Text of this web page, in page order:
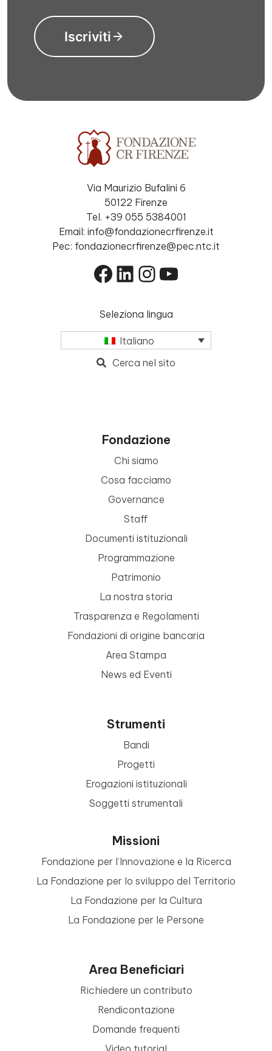
Iscriviti
Via Maurizio Bufalini 6
50122 Firenze
Tel. +39 055 5384001
Email: info@fondazionecrfirenze.it
Pec: fondazionecrfirenze@pec.ntc.it
Facebook
LinkedIn
Instagram
YouTube
Seleziona lingua
Italiano
Cerca nel sito
Fondazione
Chi siamo
Cosa facciamo
Governance
Staff
Documenti istituzionali
Programmazione
Patrimonio
La nostra storia
Trasparenza e Regolamenti
Fondazioni di origine bancaria
Area Stampa
News ed Eventi
Strumenti
Bandi
Progetti
Erogazioni istituzionali
Soggetti strumentali
Missioni
Fondazione per l’Innovazione e la Ricerca
La Fondazione per lo sviluppo del Territorio
La Fondazione per la Cultura
La Fondazione per le Persone
Area Beneficiari
Richiedere un contributo
Rendicontazione
Domande frequenti
Video tutorial